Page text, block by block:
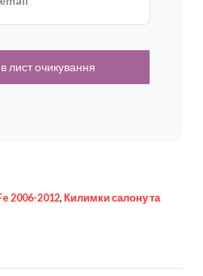
2006-2012, Килимки салону та